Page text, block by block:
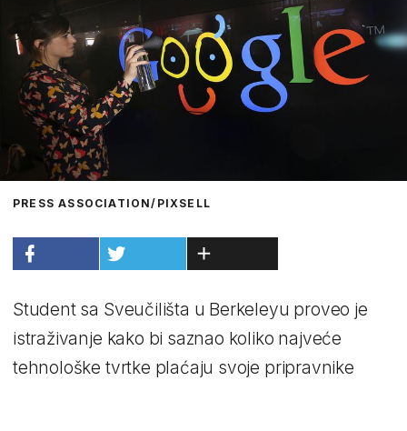
PRESS ASSOCIATION/PIXSELL
Student sa Sveučilišta u Berkeleyu proveo je
istraživanje kako bi saznao koliko najveće
tehnološke tvrtke plaćaju svoje pripravnike